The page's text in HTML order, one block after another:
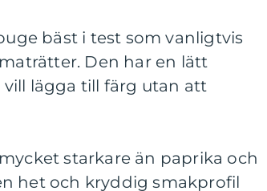
bäst i test som vanligtvis
Den har en lätt
lägga till färg utan att
starkare än paprika och
het och kryddig smakprofil